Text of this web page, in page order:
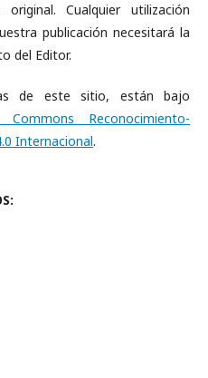
Cualquier utilización
publicación necesitará la
del Editor.
de este sitio, están bajo
Reconocimiento-
Internacional.